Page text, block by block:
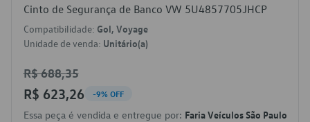
Cinto de Segurança de Banco VW 5U4857705JHCP
Compatibilidade: Gol, Voyage
Unidade de venda: Unitário(a)
R$ 688,35
R$ 623,26 -9% OFF
Essa peça é vendida e entregue por: Faria Veículos São Paulo